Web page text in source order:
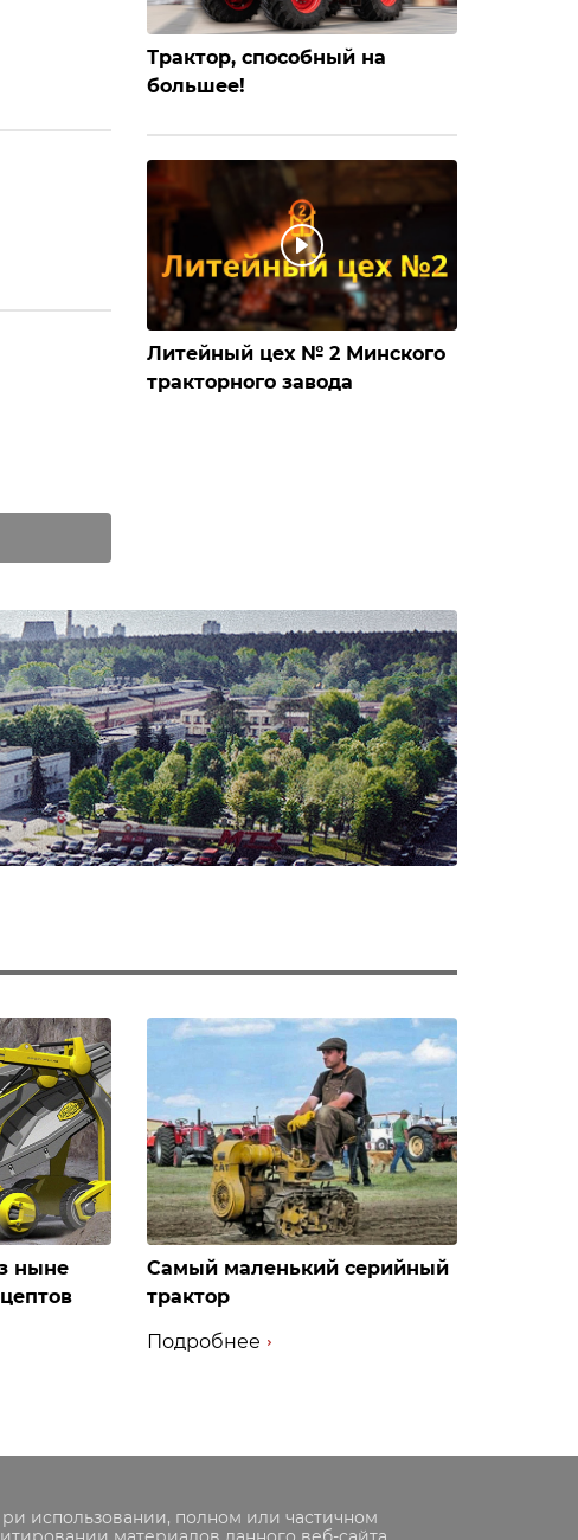
Трактор, способный на
большее!
Литейный цех № 2 Минского
тракторного завода
ныне
Самый маленький серийный
трактор
Подробнее
использовании, полном или частичном